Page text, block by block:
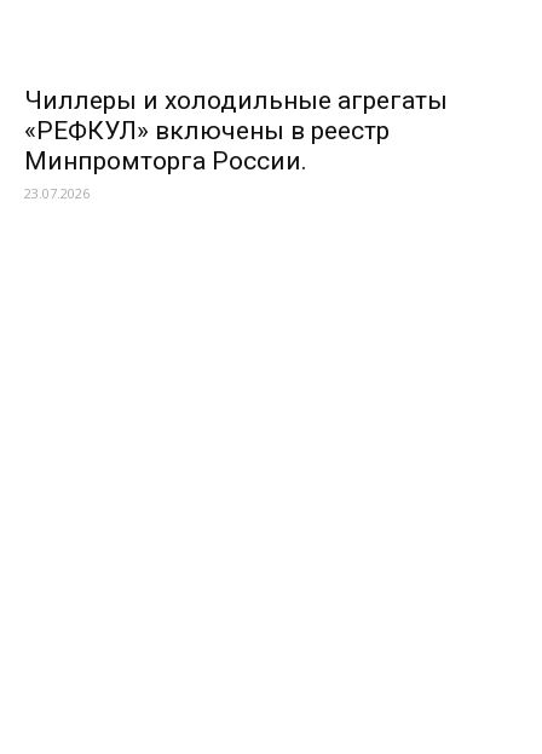
Чиллеры и холодильные агрегаты
«РЕФКУЛ» включены в реестр
Минпромторга России.
23.07.2026